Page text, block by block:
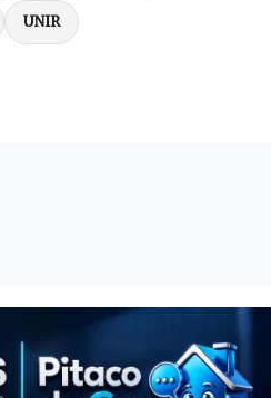
UNIR